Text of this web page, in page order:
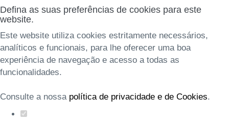
Defina as suas preferências de cookies para este
website.
Este website utiliza cookies estritamente necessários,
analíticos e funcionais, para lhe oferecer uma boa
experiência de navegação e acesso a todas as
funcionalidades.
Consulte a nossa política de privacidade e de Cookies.